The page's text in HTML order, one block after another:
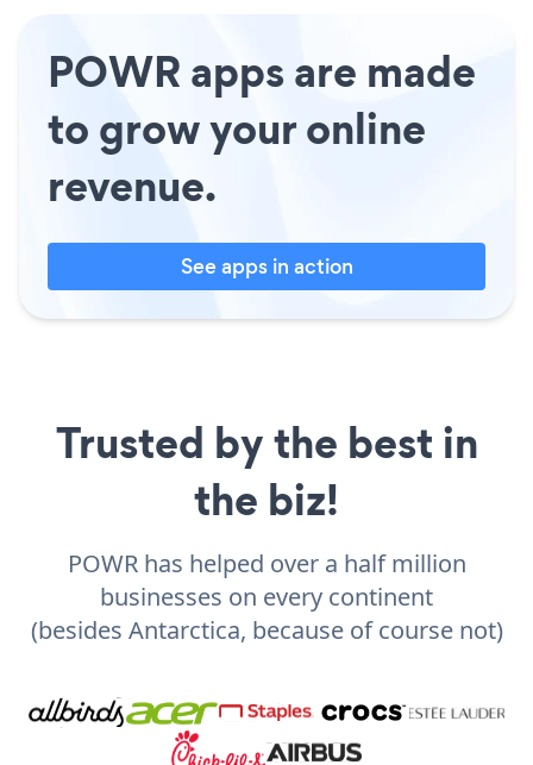
POWR apps are made
to grow your online
revenue.
See apps in action
Trusted by the best in
the biz!
POWR has helped over a half million
businesses on every continent
(besides Antarctica, because of course not)